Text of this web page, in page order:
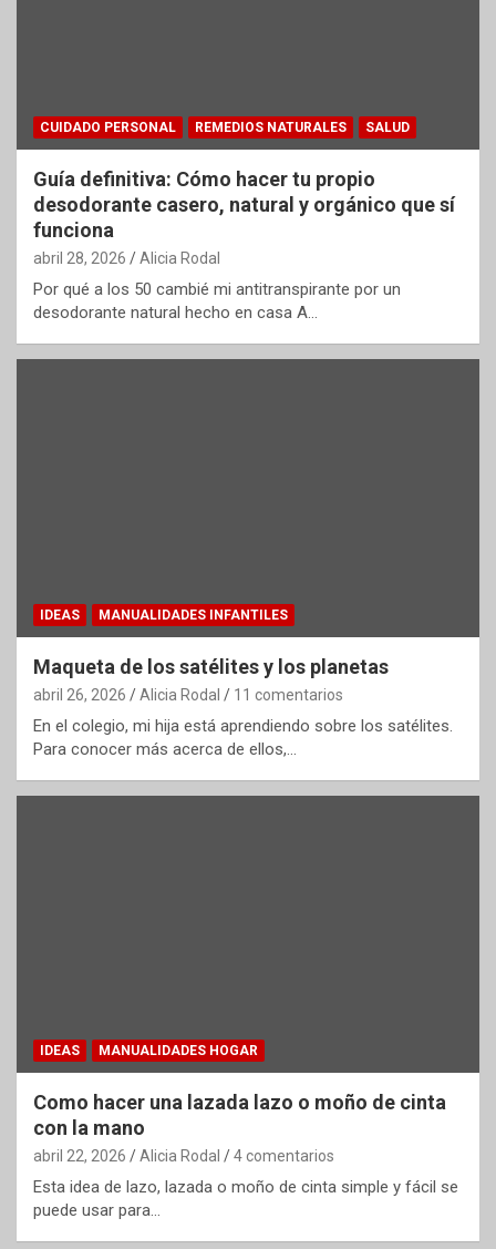
CUIDADO PERSONAL REMEDIOS NATURALES SALUD
Guía definitiva: Cómo hacer tu propio
desodorante casero, natural y orgánico que sí
funciona
abril 28, 2026 Alicia Rodal
Por qué a los 50 cambié mi antitranspirante por un
desodorante natural hecho en casa A…
IDEAS MANUALIDADES INFANTILES
Maqueta de los satélites y los planetas
abril 26, 2026 Alicia Rodal 11 comentarios
En el colegio, mi hija está aprendiendo sobre los satélites.
Para conocer más acerca de ellos,…
IDEAS MANUALIDADES HOGAR
Como hacer una lazada lazo o moño de cinta
con la mano
abril 22, 2026 Alicia Rodal 4 comentarios
Esta idea de lazo, lazada o moño de cinta simple y fácil se
puede usar para…